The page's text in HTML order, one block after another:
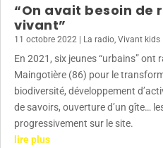
“On avait besoin de
vivant”
11 octobre 2022 | La radio Vivant kids
En 2021, six jeunes “urbains” ont
Maingotière (86) pour le
biodiversité, développement
de savoirs, ouverture d’un gîte…
progressivement sur le site.
lire plus